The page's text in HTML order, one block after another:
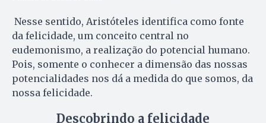
Nesse sentido, Aristóteles identifica como fonte
da felicidade, um conceito central no
eudemonismo, a realização do potencial humano.
Pois, somente o conhecer a dimensão das nossas
potencialidades nos dá a medida do que somos, da
nossa felicidade.
Descobrindo a felicidade